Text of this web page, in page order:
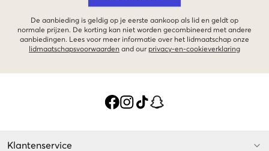
De aanbieding is geldig op je eerste aankoop als lid en geldt op
normale prijzen. De korting kan niet worden gecombineerd met andere
aanbiedingen. Lees voor meer informatie over het lidmaatschap onze
lidmaatschapsvoorwaarden and our privacy-en-cookieverklaring
Klantenservice